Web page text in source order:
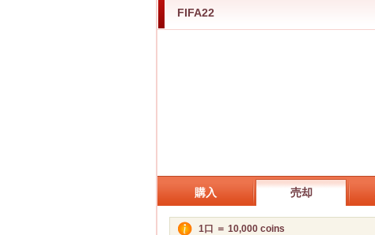
FIFA22
購入 売却
1口 ＝ 10,000 coins